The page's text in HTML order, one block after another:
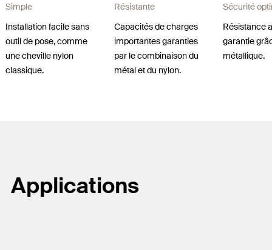
Simple
Installation facile sans
outil de pose, comme
une cheville nylon
classique.
Résistante
Capacités de charges
importantes garanties
par le combinaison du
métal et du nylon.
Sécurité
Résistance
garantie
métallique.
Applications